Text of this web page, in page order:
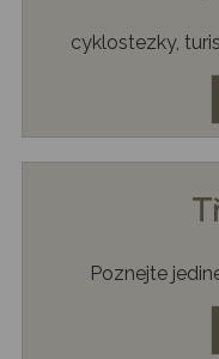
cyklostezky,
Poznejte